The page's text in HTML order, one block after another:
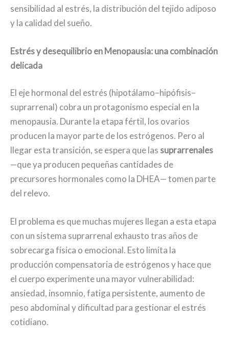
sensibilidad al estrés, la distribución del tejido adiposo
y la calidad del sueño.
Estrés y desequilibrio en Menopausia: una combinación
delicada
El eje hormonal del estrés (hipotálamo–hipófisis–
suprarrenal) cobra un protagonismo especial en la
menopausia. Durante la etapa fértil, los ovarios
producen la mayor parte de los estrógenos. Pero al
llegar esta transición, se espera que las suprarrenales
—que ya producen pequeñas cantidades de
precursores hormonales como la DHEA— tomen parte
del relevo.
El problema es que muchas mujeres llegan a esta etapa
con un sistema suprarrenal exhausto tras años de
sobrecarga física o emocional. Esto limita la
producción compensatoria de estrógenos y hace que
el cuerpo experimente una mayor vulnerabilidad:
ansiedad, insomnio, fatiga persistente, aumento de
peso abdominal y dificultad para gestionar el estrés
cotidiano.